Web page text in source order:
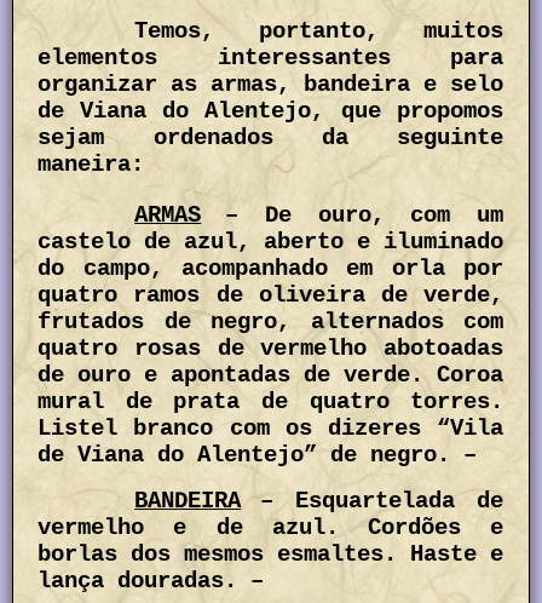
Temos, portanto, muitos
elementos interessantes para
organizar as armas, bandeira e selo
de Viana do Alentejo, que propomos
sejam ordenados da seguinte
maneira:
ARMAS
– De ouro, com um
castelo de azul, aberto e iluminado
do campo, acompanhado em orla por
quatro ramos de oliveira de verde,
frutados de negro, alternados com
quatro rosas de vermelho abotoadas
de ouro e apontadas de verde. Coroa
mural de prata de quatro torres.
Listel branco com os dizeres “Vila
de Viana do Alentejo” de negro. –
BANDEIRA
– Esquartelada de
vermelho e de azul. Cordões e
borlas dos mesmos esmaltes. Haste e
lança douradas. –